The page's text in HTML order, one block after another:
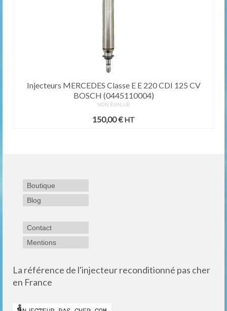
Injecteurs MERCEDES Classe E E 220 CDI 125 CV
BOSCH (0445110004)
NON ÉVALUÉ
150,00€ HT
Boutique
Blog
Contact
Mentions
La référence de l'injecteur reconditionné pas cher
en France